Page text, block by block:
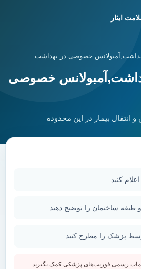
ایثار
خصوصی در بهداشت
خصوصی
انتقال بیمار در این محدوده
کنید.
طبقه ساختمان را توضیح دهید.
پزشک را مطرح کنید.
رسمی فوریت‌های پزشکی کمک بگیرید.